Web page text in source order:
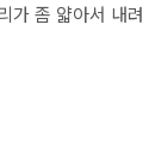
좀 얇아서 내